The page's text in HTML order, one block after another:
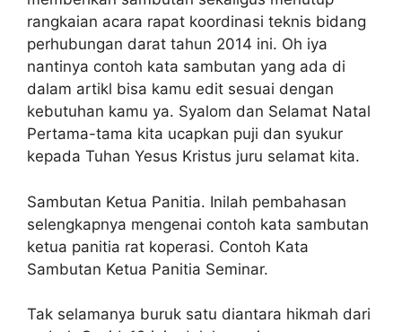
rangkaian acara rapat koordinasi teknis bidang
perhubungan darat tahun 2014 ini. Oh iya
nantinya contoh kata sambutan yang ada di
dalam artikl bisa kamu edit sesuai dengan
kebutuhan kamu ya. Syalom dan Selamat Natal
Pertama-tama kita ucapkan puji dan syukur
kepada Tuhan Yesus Kristus juru selamat kita.
Sambutan Ketua Panitia. Inilah pembahasan
selengkapnya mengenai contoh kata sambutan
ketua panitia rat koperasi. Contoh Kata
Sambutan Ketua Panitia Seminar.
Tak selamanya buruk satu diantara hikmah dari